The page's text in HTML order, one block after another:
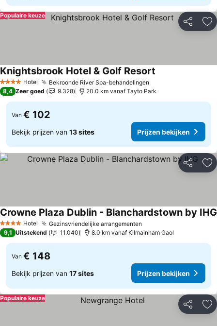
Delen
Populaire keuze
4 SterrenHotel Bekroonde River Spa-behandelingen
Knightsbrook Hotel & Golf Resort
8,4 Zeer goed 9.328 20.0 km vanaf Tayto Park
Van € 102
Bekijk prijzen van 13 sites Prijzen bekijken
Delen
4 SterrenHotel Gezinsvriendelijke arrangementen
Crowne Plaza Dublin - Blanchardstown by IHG
9,1 Uitstekend 11.040 8.0 km vanaf Kilmainham Gaol
Van € 148
Bekijk prijzen van 17 sites Prijzen bekijken
Delen
Populaire keuze